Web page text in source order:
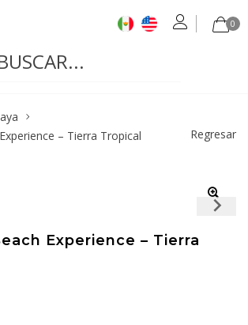
0
– Tierra Tropical
Regresar
Experience – Tierra